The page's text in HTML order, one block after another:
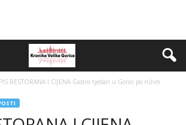
RESTORANA I CIJENA Gastro tjedan u Gorici po nižim